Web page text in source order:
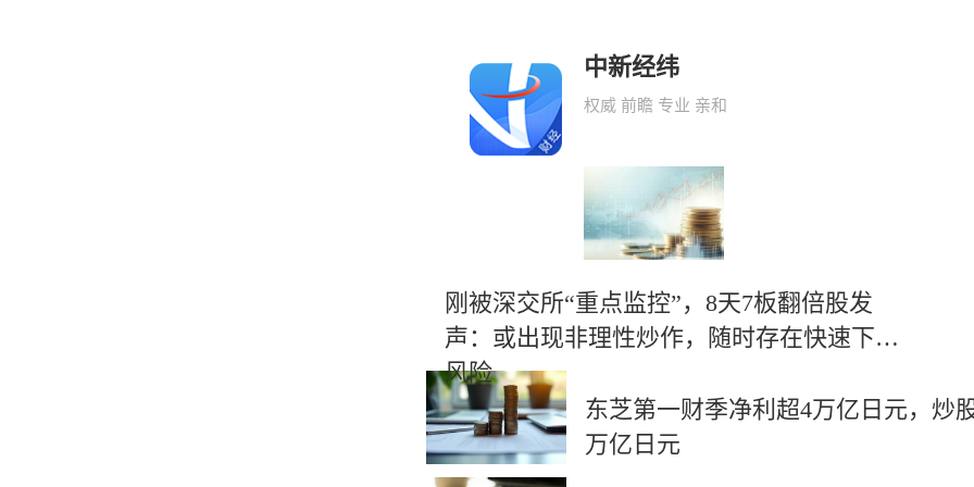
中新经纬
权威 前瞻 专业 亲和
刚被深交所“重点监控”，8天7板翻倍股发
声：或出现非理性炒作，随时存在快速下跌
风险
东芝第一财季净利超4万亿日元，炒
万亿日元